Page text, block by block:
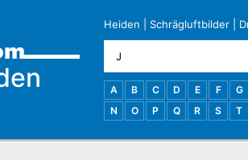
Heiden Schrägluftbilder
A B C D E F G
N
O P Q R S T